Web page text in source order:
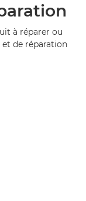
à réparer ou
de réparation